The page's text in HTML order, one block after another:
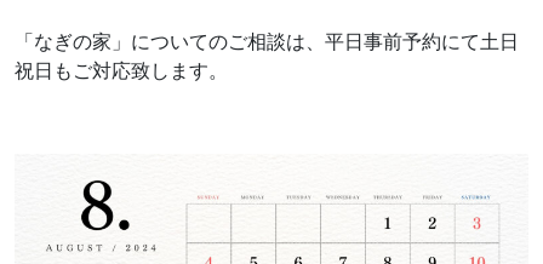
家づくりについて
家づくりの流れ
Works
Interview
お客様の声
「なぎの家」についてのご相談は、平日事前予約にて土日
祝日もご対応致します。